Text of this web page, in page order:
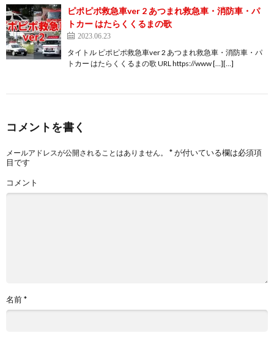
ピポピポ救急車ver 2 あつまれ救急車・消防車・パ
トカー はたらくくるまの歌
2023.06.23
タイトル ピポピポ救急車ver 2 あつまれ救急車・消防車・パ
トカー はたらくくるまの歌 URL https://www […][…]
コメントを書く
メールアドレスが公開されることはありません。 *が付いている欄は必須項
目です
コメント
名前*